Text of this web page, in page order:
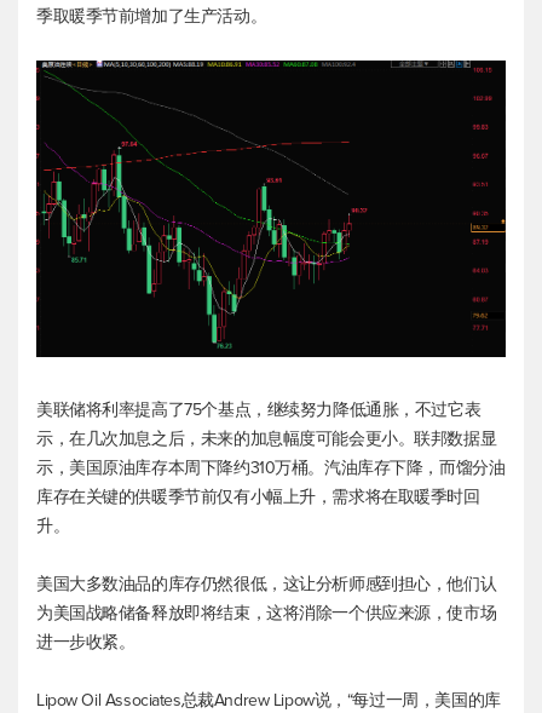
季取暖季节前增加了生产活动。
美联储将利率提高了75个基点，继续努力降低通胀，不过它表
示，在几次加息之后，未来的加息幅度可能会更小。联邦数据显
示，美国原油库存本周下降约310万桶。汽油库存下降，而馏分油
库存在关键的供暖季节前仅有小幅上升，需求将在取暖季时回
升。
美国大多数油品的库存仍然很低，这让分析师感到担心，他们认
为美国战略储备释放即将结束，这将消除一个供应来源，使市场
进一步收紧。
Lipow Oil Associates总裁Andrew Lipow说，“每过一周，美国的库